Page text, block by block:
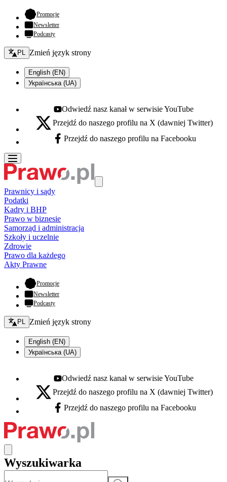
Promocje- otwiera się w nowej karcie
Newsletter
Podcasty
Zmień język - bieżący:
PL Zmień język strony
English (EN)
Українська (UA)
Youtube - otwiera się w nowej karcie
Odwiedź nasz kanał w serwisie YouTube
X - otwiera się w nowej karcie
Przejdź do naszego profilu na X (dawniej Twitter)
Facebook - otwiera się w nowej karcie
Przejdź do naszego profilu na Facebooku
Prawnicy i sądy
Podatki
Kadry i BHP
Prawo w biznesie
Samorząd i administracja
Szkoły i uczelnie
Zdrowie
Prawo dla każdego
Akty Prawne
Promocje- otwiera się w nowej karcie
Newsletter
Podcasty
Zmień język - bieżący:
PL Zmień język strony
English (EN)
Українська (UA)
Youtube - otwiera się w nowej karcie
Odwiedź nasz kanał w serwisie YouTube
X - otwiera się w nowej karcie
Przejdź do naszego profilu na X (dawniej Twitter)
Facebook - otwiera się w nowej karcie
Przejdź do naszego profilu na Facebooku
Wyszukiwarka